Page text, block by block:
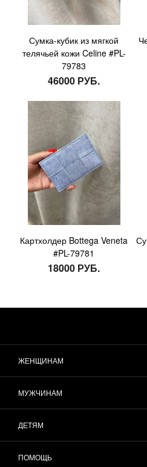
Сумка-кубик из мягкой
телячьей кожи Celine #PL-
79783
46000 РУБ.
Картхолдер Bottega Veneta
#PL-79781
18000 РУБ.
ЖЕНЩИНАМ
МУЖЧИНАМ
ДЕТЯМ
ПОМОЩЬ